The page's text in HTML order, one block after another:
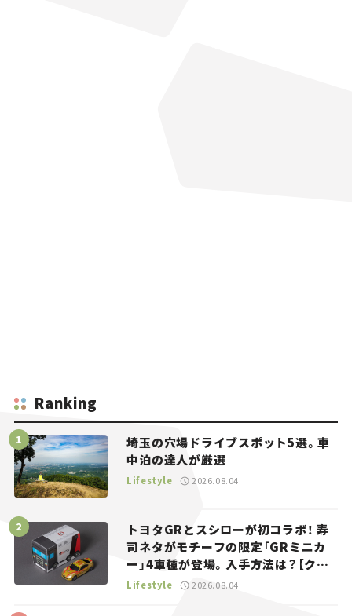
Ranking
埼玉の穴場ドライブスポット5選。車
中泊の達人が厳選
Lifestyle 2026.08.04
トヨタGRとスシローが初コラボ！ 寿
司ネタがモチーフの限定「GRミニカ
ー」4車種が登場。入手方法は？【クル
マとホビー】
Lifestyle 2026.08.04